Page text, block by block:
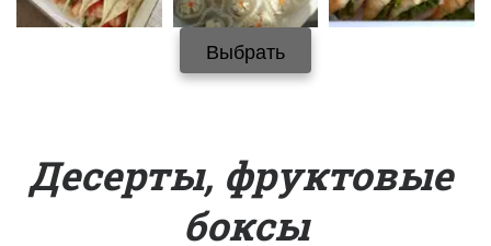
Выбрать
Десерты, фруктовые
боксы